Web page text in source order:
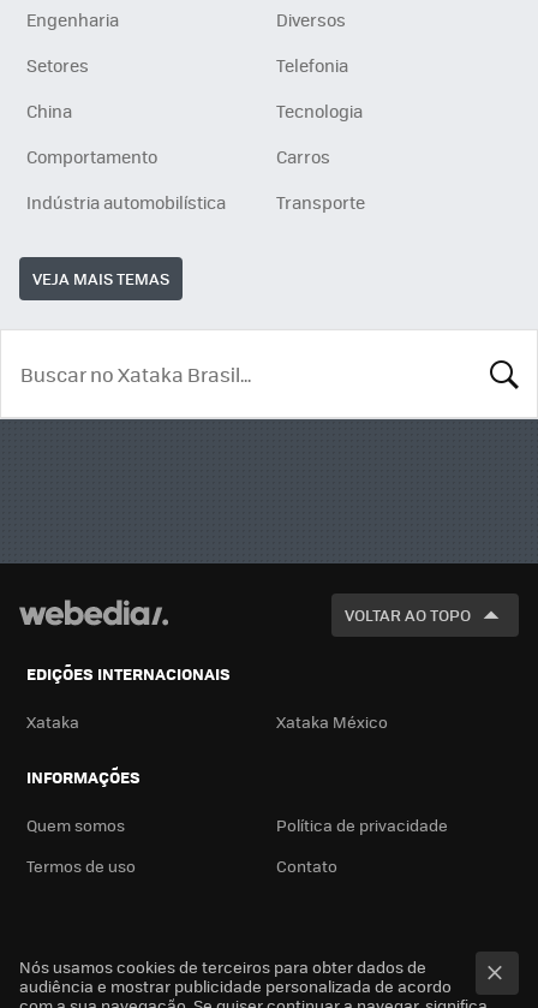
Engenharia
Diversos
Setores
Telefonia
China
Tecnologia
Comportamento
Carros
Indústria automobilística
Transporte
VEJA MAIS TEMAS
VOLTAR AO TOPO
EDIÇÕES INTERNACIONAIS
Xataka Xataka México
INFORMAÇÕES
Quem somos
Política de privacidade
Termos de uso
Contato
Nós usamos cookies de terceiros para obter dados de
audiência e mostrar publicidade personalizada de acordo